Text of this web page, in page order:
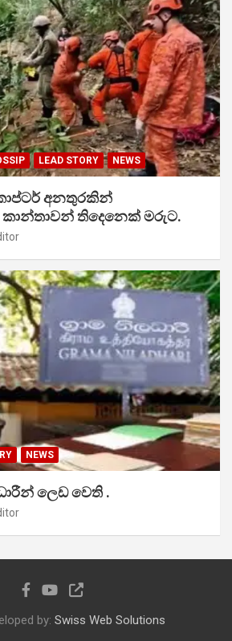
LEAD STORY NEWS
අනතුරකින්
තිදෙනෙක් මරුට.
NEWS
ලෙඩ වෙති .
by: Swiss Web Solutions